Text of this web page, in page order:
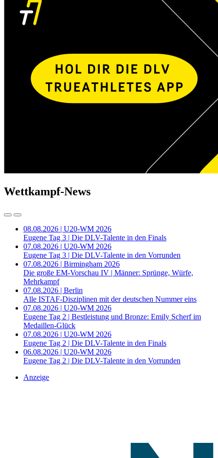
Wettkampf-News
08.08.2026 | U20-WM 2026
Eugene Tag 3 | Die DLV-Talente in den Finals
07.08.2026 | U20-WM 2026
Eugene Tag 3 | Die DLV-Talente in den Vorrunden
07.08.2026 | Birmingham 2026
Die große EM-Vorschau IV | Männer: Sprünge, Würfe,
Mehrkampf
07.08.2026 | Berlin
Alle ISTAF-Disziplinen mit der deutschen Nummer eins
07.08.2026 | U20-WM 2026
Eugene Tag 2 | Bestleistung und Bronze: Emily Scherf im
Medaillen-Glück
07.08.2026 | U20-WM 2026
Eugene Tag 2 | Die DLV-Talente in den Finals
06.08.2026 | U20-WM 2026
Eugene Tag 2 | Die DLV-Talente in den Vorrunden
Anzeige